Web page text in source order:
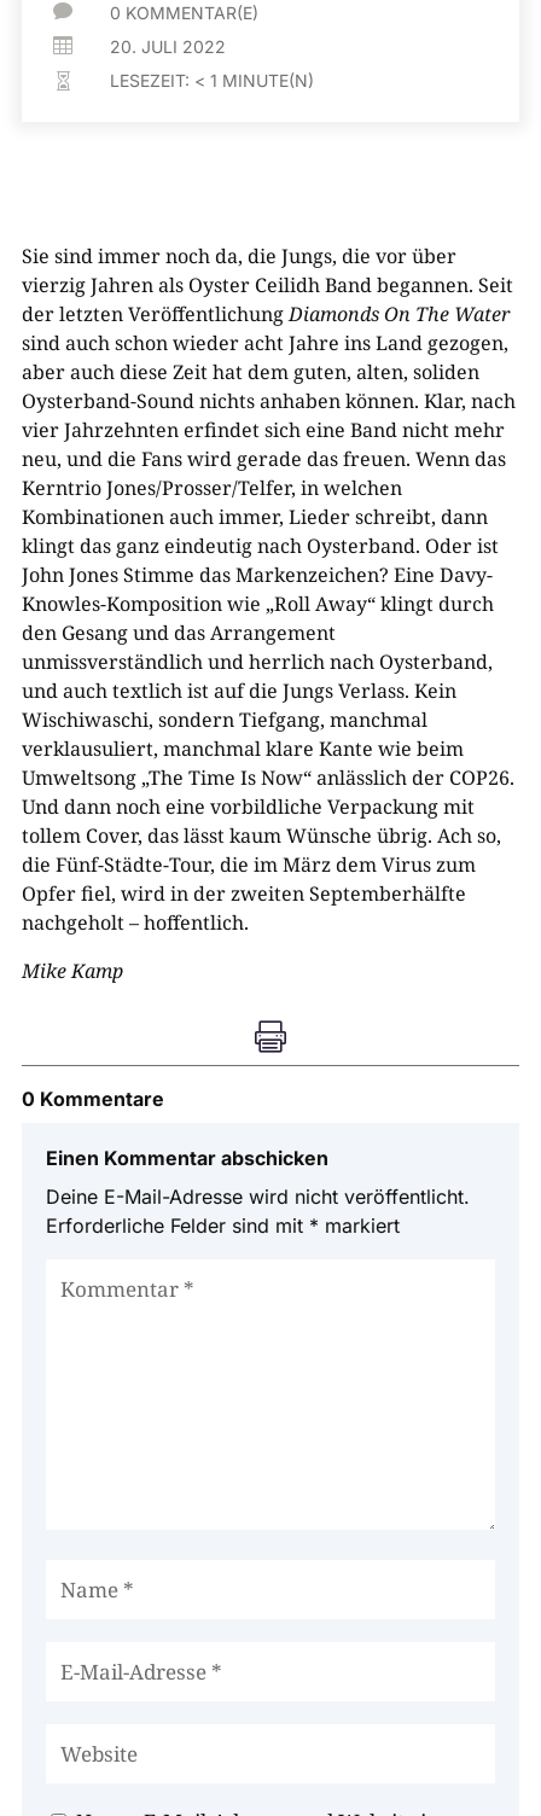
 0 KOMMENTAR(E)
 20. JULI 2022
 LESEZEIT: < 1 MINUTE(N)
Sie sind immer noch da, die Jungs, die vor über
vierzig Jahren als Oyster Ceilidh Band begannen. Seit
der letzten VeröffentlichungDiamonds On The Water
sind auch schon wieder acht Jahre ins Land gezogen,
aber auch diese Zeit hat dem guten, alten, soliden
Oysterband-Sound nichts anhaben können. Klar, nach
vier Jahrzehnten erfindet sich eine Band nicht mehr
neu, und die Fans wird gerade das freuen. Wenn das
Kerntrio Jones/Prosser/Telfer, in welchen
Kombinationen auch immer, Lieder schreibt, dann
klingt das ganz eindeutig nach Oysterband. Oder ist
John Jones Stimme das Markenzeichen? Eine Davy-
Knowles-Komposition wie „Roll Away“ klingt durch
den Gesang und das Arrangement
unmissverständlich und herrlich nach Oysterband,
und auch textlich ist auf die Jungs Verlass. Kein
Wischiwaschi, sondern Tiefgang, manchmal
verklausuliert, manchmal klare Kante wie beim
Umweltsong „The Time Is Now“ anlässlich der COP26.
Und dann noch eine vorbildliche Verpackung mit
tollem Cover, das lässt kaum Wünsche übrig. Ach so,
die Fünf-Städte-Tour, die im März dem Virus zum
Opfer fiel, wird in der zweiten Septemberhälfte
nachgeholt – hoffentlich.
Mike Kamp

0 Kommentare
Einen Kommentar abschicken
Deine E-Mail-Adresse wird nicht veröffentlicht.
Erforderliche Felder sind mit * markiert